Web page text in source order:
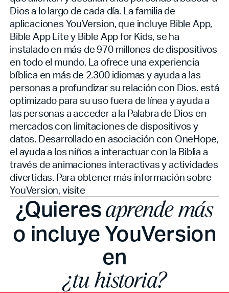
Dios a lo largo de cada día. La familia de
aplicaciones YouVersion, que incluye Bible App,
Bible App Lite y Bible App for Kids, se ha
instalado en más de 970 millones de dispositivos
en todo el mundo. La ofrece una experiencia
bíblica en más de 2.300 idiomas y ayuda a las
personas a profundizar su relación con Dios. está
optimizado para su uso fuera de línea y ayuda a
las personas a acceder a la Palabra de Dios en
mercados con limitaciones de dispositivos y
datos. Desarrollado en asociación con OneHope,
el ayuda a los niños a interactuar con la Biblia a
través de animaciones interactivas y actividades
divertidas. Para obtener más información sobre
YouVersion, visite
¿Quieresaprende más
o incluye YouVersion
en
¿tu historia?